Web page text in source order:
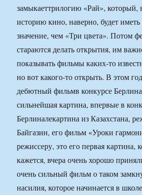
замыкаеттрилогию «Рай», который,
историю кино, наверно, будет
значение, чем «Три цвета». Потом
стараются делать открытия, им
показывать фильмы каких-то
но вот какого-то открыть. В этом
дебютный фильмв конкурсе
сильнейшая картина, впервые в
Берлиналекартина из Казахстана,
Байгазин, его фильм «Уроки
режиссеру, это его первая картина,
кажется, вчера очень хорошо
очень сильный фильм о таком
насилия, которое начинается в